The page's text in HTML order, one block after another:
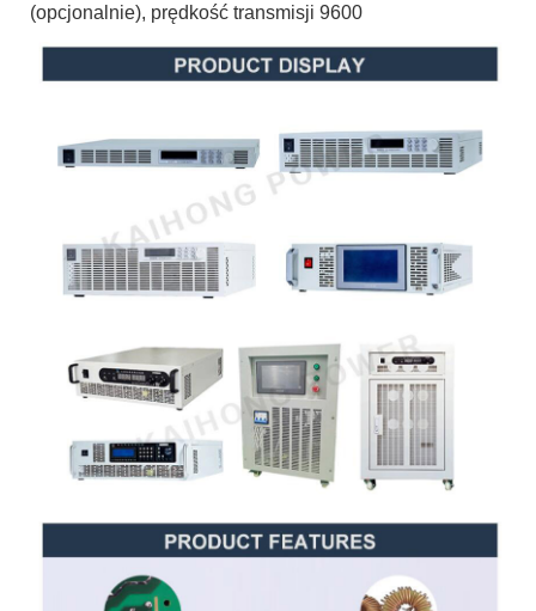
(opcjonalnie), prędkość transmisji 9600